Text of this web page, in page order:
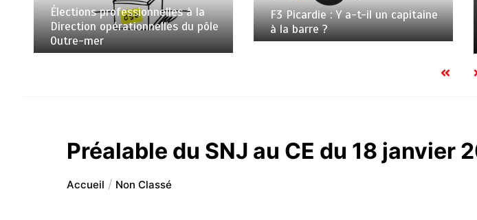
Élections professionnelles à la
Direction opérationnelles du pôle
Outre-mer
F3 Picardie : Y a-t-il un capitaine
à la barre ?
Préalable du SNJ au CE du 18 janvier
Accueil Non Classé